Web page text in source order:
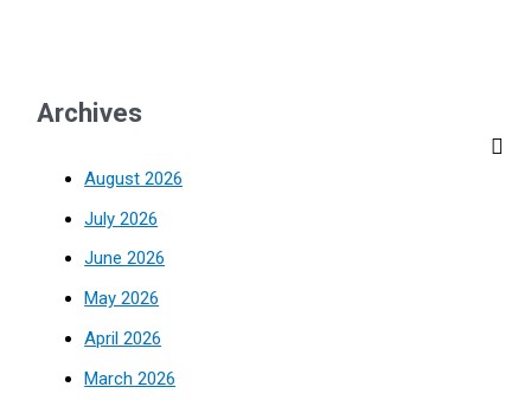
Archives
August 2026
July 2026
June 2026
May 2026
April 2026
March 2026